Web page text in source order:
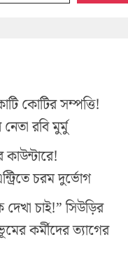
কোটির সম্পত্তি!
রবি মুর্মু
চরম দুর্ভোগ
চাই!” সিউড়ির
কর্মীদের ত্যাগের